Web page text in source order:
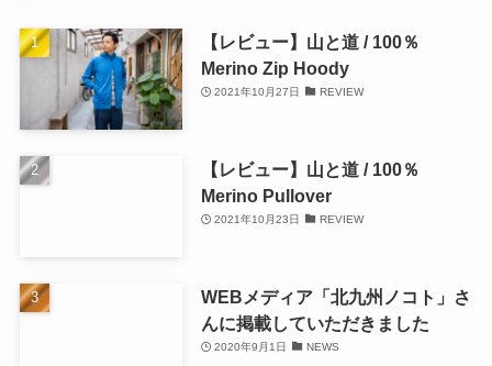
【レビュー】山と道 / 100％
Merino Zip Hoody
2021年10月27日 REVIEW
【レビュー】山と道 / 100％
Merino Pullover
2021年10月23日 REVIEW
WEBメディア「北九州ノコト」さ
んに掲載していただきました
2020年9月1日 NEWS